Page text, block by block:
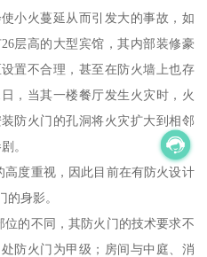
小火蔓延从而引发大的事故，如
层高的大型宾馆，其内部装修豪
置不合理，甚至在防火墙上也存
，当其一楼餐厅发生火灾时，火
防火门的孔洞将火灾扩大到相邻
。
度重视，因此目前在有防火设计
的身影。
的不同，其防火门的技术要求不
防火门为甲级；房间与中庭、消